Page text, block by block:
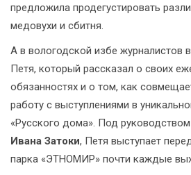
предложила продегустировать
медовухи и сбитня.
А в вологодской избе журналистов
Петя, который рассказал о своих
обязанностях и о том, как
работу с выступлениями в
«Русского дома». Под
Ивана Затоки, Петя выступает
парка «ЭТНОМИР» почти каждые